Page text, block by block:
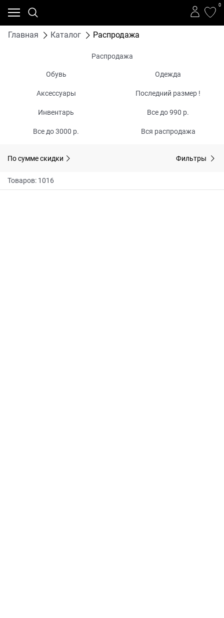
0
Главная Каталог Распродажа
Распродажа
Обувь Одежда
Аксессуары Последний размер !
Инвентарь Все до 990 р.
Все до 3000 р. Вся распродажа
По сумме скидки Фильтры
Товаров: 1016